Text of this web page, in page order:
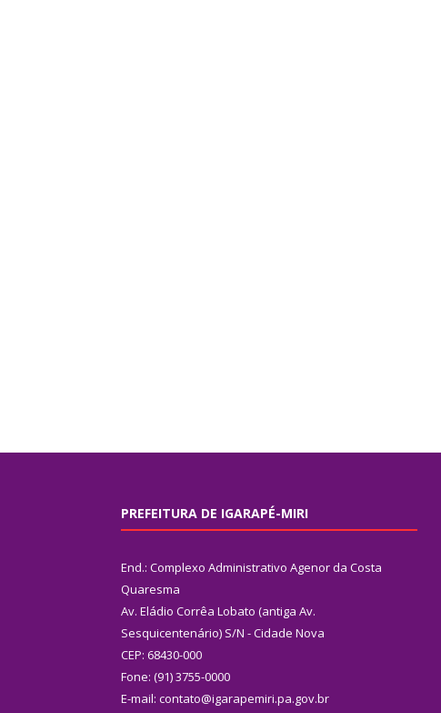
PREFEITURA DE IGARAPÉ-MIRI
End.: Complexo Administrativo Agenor da Costa
Quaresma
Av. Eládio Corrêa Lobato (antiga Av.
Sesquicentenário) S/N - Cidade Nova
CEP: 68430-000
Fone: (91) 3755-0000
E-mail: contato@igarapemiri.pa.gov.br